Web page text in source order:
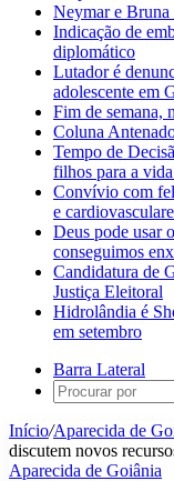
Neymar e Bruna
Indicação de
diplomático
Lutador é
adolescente em
Fim de semana,
Coluna
Tempo de
filhos para a
Convívio com
e
Deus pode usar
conseguimos
Candidatura de
Justiça Eleitoral
Hidrolândia é
em setembro
Barra Lateral
Início/Aparecida de
discutem novos
Aparecida de Goiânia